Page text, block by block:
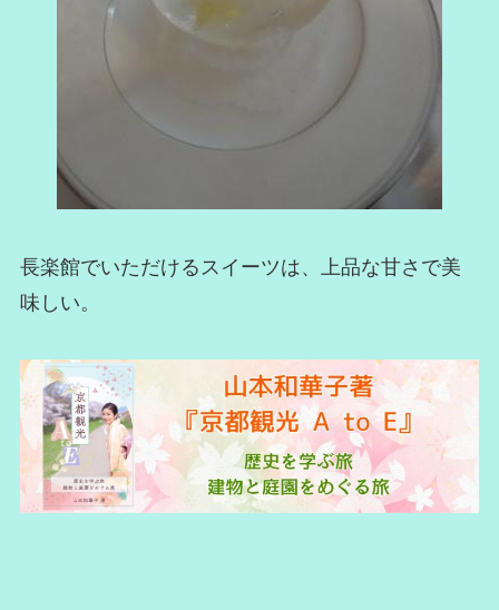
長楽館でいただけるスイーツは、上品な甘さで美
味しい。